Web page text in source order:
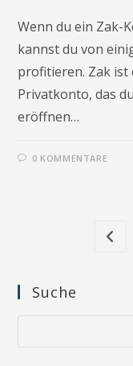
Wenn du ein Zak-
kannst du von
profitieren. Zak ist
Privatkonto, das
eröffnen…
0 KOMMENTARE
Suche